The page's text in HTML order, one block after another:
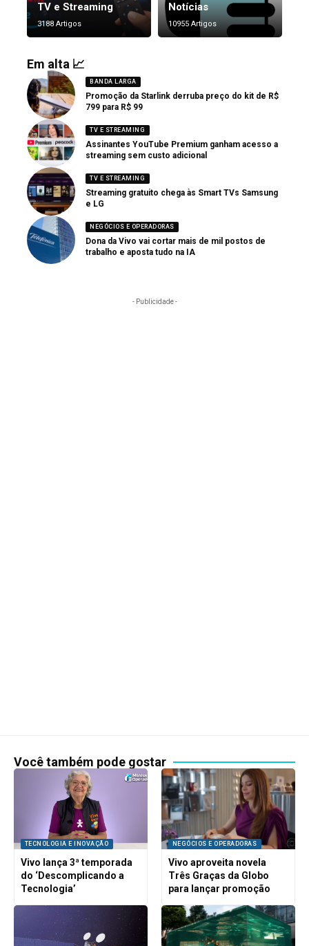
TV e Streaming
3188 Artigos
Notícias
10955 Artigos
Em alta 📈
BANDA LARGA
Promoção da Starlink derruba preço do kit de R$
799 para R$ 99
TV E STREAMING
Assinantes YouTube Premium ganham acesso a
streaming sem custo adicional
TV E STREAMING
Streaming gratuito chega às Smart TVs Samsung
e LG
NEGÓCIOS E OPERADORAS
Dona da Vivo vai cortar mais de mil postos de
trabalho e aposta tudo na IA
- Publicidade -
Você também pode gostar
TECNOLOGIA E INOVAÇÃO
Vivo lança 3ª temporada
do ‘Descomplicando a
Tecnologia’
NEGÓCIOS E OPERADORAS
Vivo aproveita novela
Três Graças da Globo
para lançar promoção